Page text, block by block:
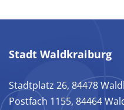
Stadt Waldkraiburg
Stadtplatz 26, 84478
Postfach 1155, 84464